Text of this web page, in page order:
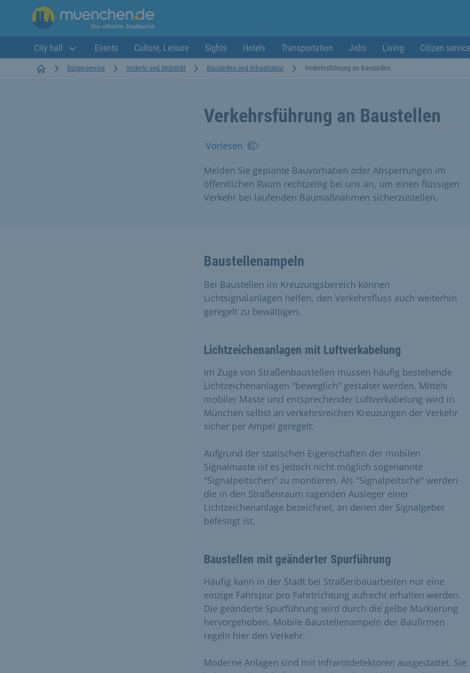
City hall Events Culture, Leisure Sights Hotels Transportation Jobs Living Citizen service
StartseiteBürgerservice Verkehr und Mobilität Baustellen und Infrastruktur Verkehrsführung an Baustellen
Verkehrsführung an Baustellen
Vorlesen
Melden Sie geplante Bauvorhaben oder Absperrungen im
öffentlichen Raum rechtzeitig bei uns an, um einen flüssigen
Verkehr bei laufenden Baumaßnahmen sicherzustellen.
Baustellenampeln
Bei Baustellen im Kreuzungsbereich können
Lichtsignalanlagen helfen, den Verkehrsfluss auch weiterhin
geregelt zu bewältigen.
Lichtzeichenanlagen mit Luftverkabelung
Im Zuge von Straßenbaustellen müssen häufig bestehende
Lichtzeichenanlagen "beweglich" gestaltet werden. Mittels
mobiler Maste und entsprechender Luftverkabelung wird in
München selbst an verkehrsreichen Kreuzungen der Verkehr
sicher per Ampel geregelt.
Aufgrund der statischen Eigenschaften der mobilen
Signalmaste ist es jedoch nicht möglich sogenannte
"Signalpeitschen" zu montieren. Als "Signalpeitsche" werden
die in den Straßenraum ragenden Ausleger einer
Lichtzeichenanlage bezeichnet, an denen der Signalgeber
befestigt ist.
Baustellen mit geänderter Spurführung
Häufig kann in der Stadt bei Straßenbauarbeiten nur eine
einzige Fahrspur pro Fahrtrichtung aufrecht erhalten werden.
Die geänderte Spurführung wird durch die gelbe Markierung
hervorgehoben. Mobile Baustellenampeln der Baufirmen
regeln hier den Verkehr.
Moderne Anlagen sind mit Infrarotdetektoren ausgestattet. Sie